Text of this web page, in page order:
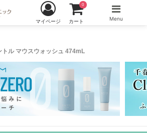
トル マウスウォッシュ 474mL
マイページ カート
0
Menu